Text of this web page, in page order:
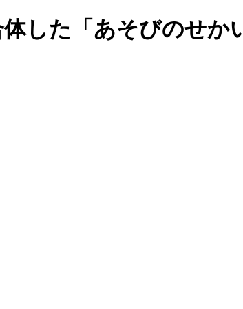
した「あそびのせか